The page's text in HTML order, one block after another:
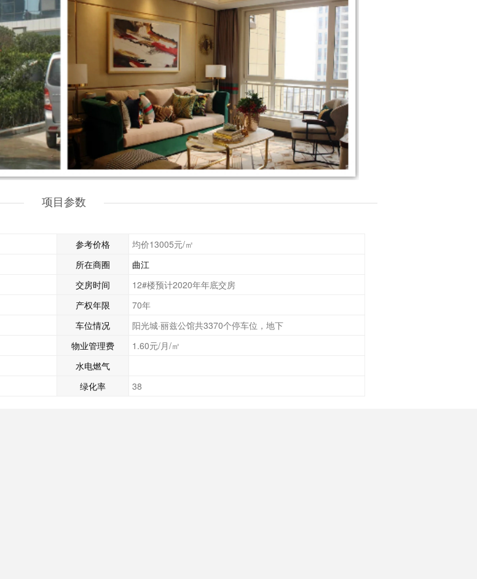
项目参数
参考价格
均价13005元/㎡
所在商圈
曲江
交房时间
12#楼预计2020年年底交房
产权年限
70年
车位情况
阳光城·丽兹公馆共3370个停车位，地下
物业管理费
1.60元/月/㎡
水电燃气
绿化率 38